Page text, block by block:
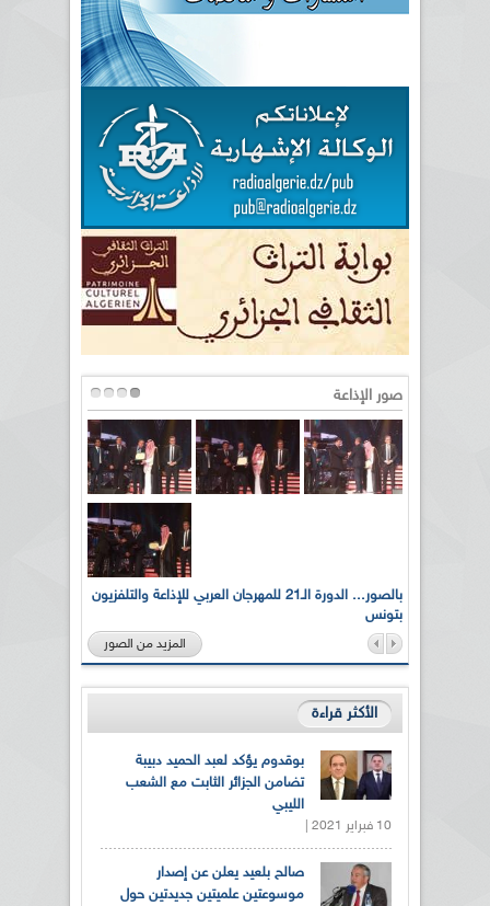
صور الإذاعة
بالصور... الدورة الـ21 للمهرجان العربي للإذاعة والتلفزيون
بتونس
المزيد من الصور
الأكثر قراءة
بوقدوم يؤكد لعبد الحميد دبيبة
تضامن الجزائر الثابت مع الشعب
الليبي
10 فبراير 2021 |
صالح بلعيد يعلن عن إصدار
موسوعتين علميتين جديدتين حول